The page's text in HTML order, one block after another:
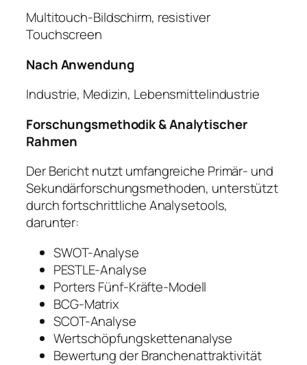
Multitouch-Bildschirm, resistiver
Touchscreen
Nach Anwendung
Industrie, Medizin, Lebensmittelindustrie
Forschungsmethodik & Analytischer
Rahmen
Der Bericht nutzt umfangreiche Primär- und
Sekundärforschungsmethoden, unterstützt
durch fortschrittliche Analysetools,
darunter:
SWOT-Analyse
PESTLE-Analyse
Porters Fünf-Kräfte-Modell
BCG-Matrix
SCOT-Analyse
Wertschöpfungskettenanalyse
Bewertung der Branchenattraktivität